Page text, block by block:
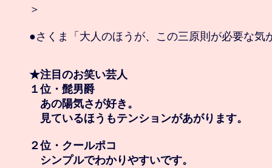
＞
●さくま「大人のほうが、この三原則が必要な気
★注目のお笑い芸人
１位・髭男爵
あの陽気さが好き。
見ているほうもテンションがあがります。
２位・クールポコ
シンプルでわかりやすいです。